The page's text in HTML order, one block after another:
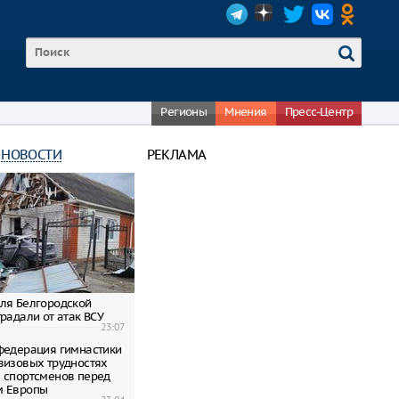
Регионы Мнения Пресс-Центр
Белгородской
от атак ВСУ
23:07
гимнастики
трудностях
перед
Европы
РЕКЛАМА